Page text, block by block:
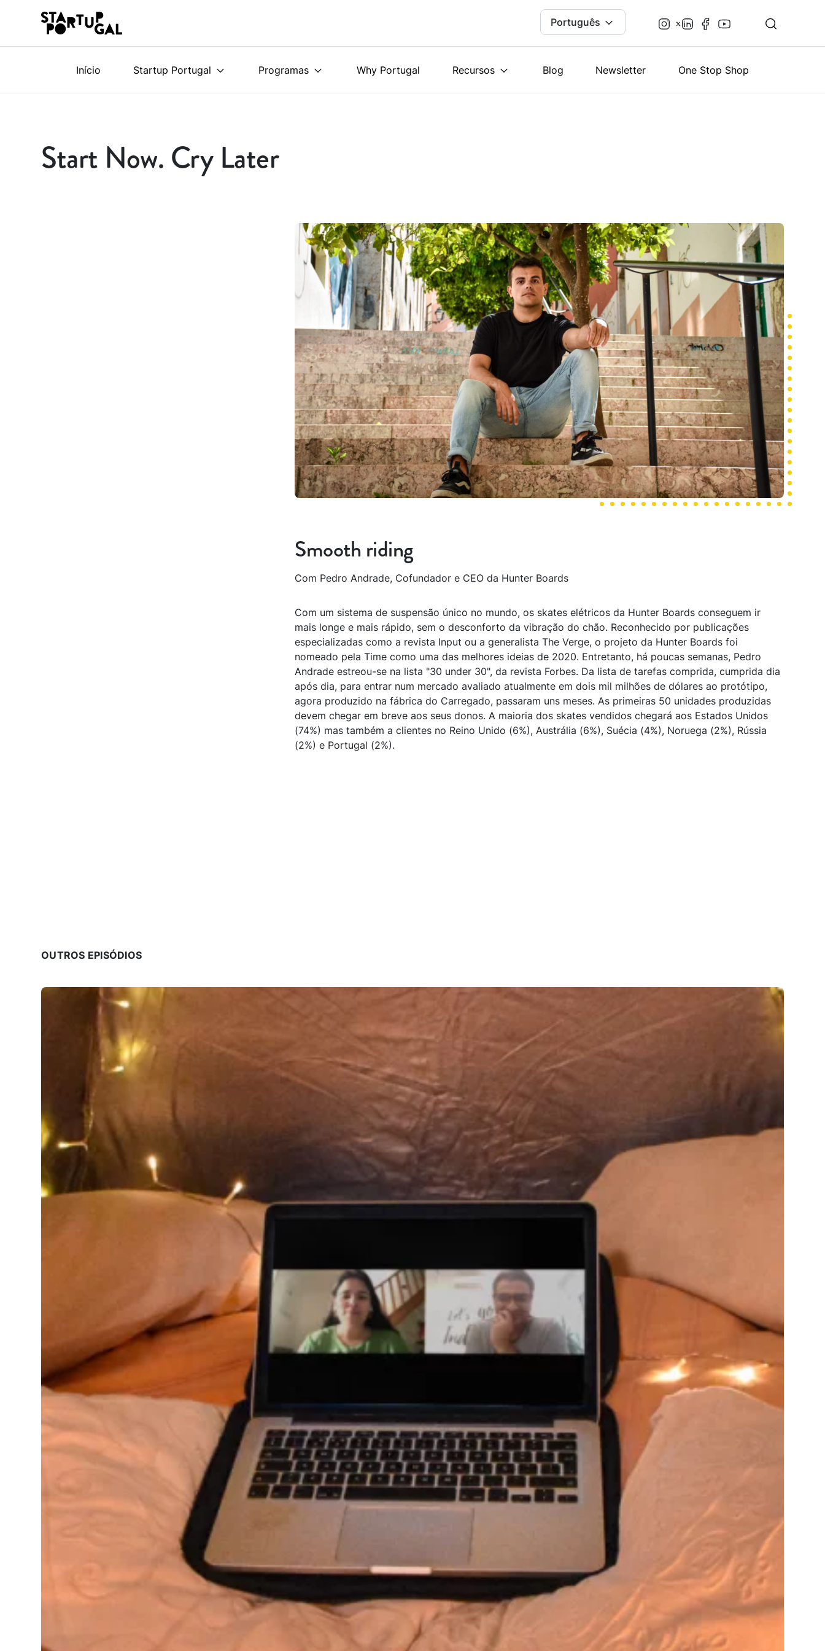
Português
Início Startup Portugal Programas Why Portugal Recursos Blog Newsletter One Stop Shop
Start Now. Cry Later
Smooth riding
Com Pedro Andrade, Cofundador e CEO da Hunter Boards
Com um sistema de suspensão único no mundo, os skates elétricos da Hunter Boards conseguem ir
mais longe e mais rápido, sem o desconforto da vibração do chão. Reconhecido por publicações
especializadas como a revista Input ou a generalista The Verge, o projeto da Hunter Boards foi
nomeado pela Time como uma das melhores ideias de 2020. Entretanto, há poucas semanas, Pedro
Andrade estreou-se na lista "30 under 30", da revista Forbes. Da lista de tarefas comprida, cumprida dia
após dia, para entrar num mercado avaliado atualmente em dois mil milhões de dólares ao protótipo,
agora produzido na fábrica do Carregado, passaram uns meses. As primeiras 50 unidades produzidas
devem chegar em breve aos seus donos. A maioria dos skates vendidos chegará aos Estados Unidos
(74%) mas também a clientes no Reino Unido (6%), Austrália (6%), Suécia (4%), Noruega (2%), Rússia
(2%) e Portugal (2%).
OUTROS EPISÓDIOS